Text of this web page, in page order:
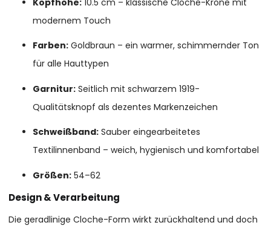
modernem Touch
Farben: Goldbraun – ein warmer, schimmernder Ton
für alle Hauttypen
Garnitur: Seitlich mit schwarzem 1919-
Qualitätsknopf als dezentes Markenzeichen
Schweißband: Sauber eingearbeitetes
Textilinnenband – weich, hygienisch und komfortabel
Größen: 54–62
Design & Verarbeitung
Die geradlinige Cloche-Form wirkt zurückhaltend und doch